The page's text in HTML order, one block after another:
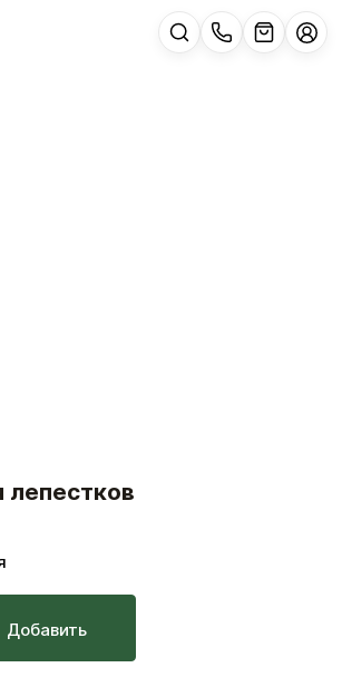
лепестков
Добавить